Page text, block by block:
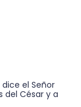
dice el Señor
del César y a